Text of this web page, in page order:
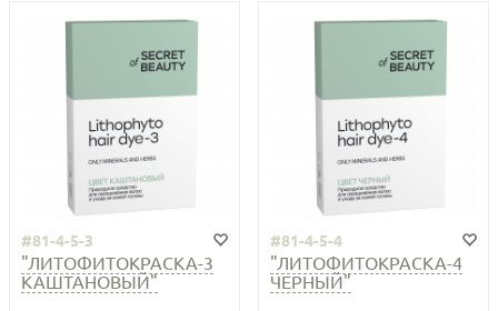
#81-4-5-3
"ЛИТОФИТОКРАСКА-3
КАШТАНОВЫЙ"
#81-4-5-4
"ЛИТОФИТОКРАСКА-4
ЧЕРНЫЙ"